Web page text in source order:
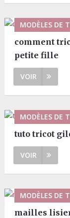
MODÈLES DE
comment
petite fille
VOIR
MODÈLES DE
tuto tricot
VOIR
MODÈLES DE
mailles